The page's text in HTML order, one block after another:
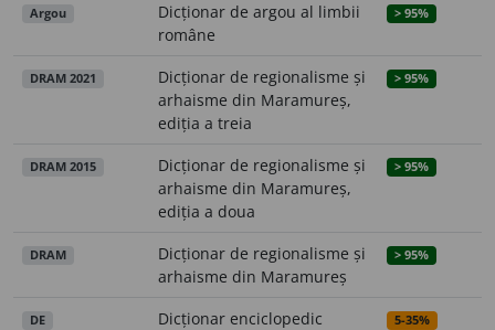
Argou
Dicționar de argou al limbii
române
> 95%
DRAM 2021
Dicționar de regionalisme și
arhaisme din Maramureș,
ediția a treia
> 95%
DRAM 2015
Dicționar de regionalisme și
arhaisme din Maramureș,
ediția a doua
> 95%
DRAM
Dicționar de regionalisme și
arhaisme din Maramureș
> 95%
DE Dicționar enciclopedic 5-35%